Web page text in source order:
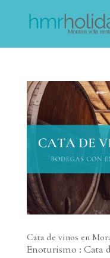
Cata de vinos en
Enoturismo : Cata